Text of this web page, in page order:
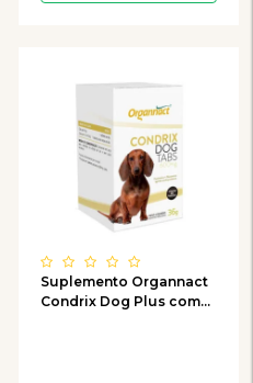
Suplemento Organnact
Condrix Dog Plus com